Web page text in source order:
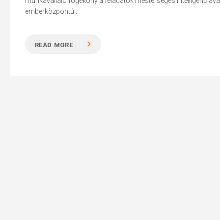
emberközpontú...
READ MORE